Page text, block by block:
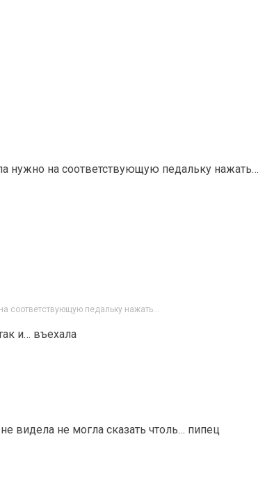
нужно на соответствующую педальку нажать…
соответствующую педальку нажать…
и… въехала
видела не могла сказать чтоль… пипец